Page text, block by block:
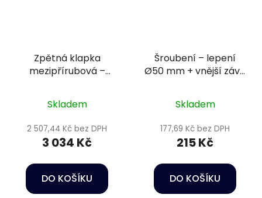
Zpětná klapka
mezipřírubová –
těsnění EPDM
Skladem
2 507,44 Kč bez DPH
3 034 Kč
DO KOŠÍKU
Šroubení – lepení
Ø50 mm + vnější závit
Skladem
177,69 Kč bez DPH
215 Kč
DO KOŠÍKU